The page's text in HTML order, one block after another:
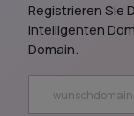
Registrieren Sie
intelligenten
Domain.